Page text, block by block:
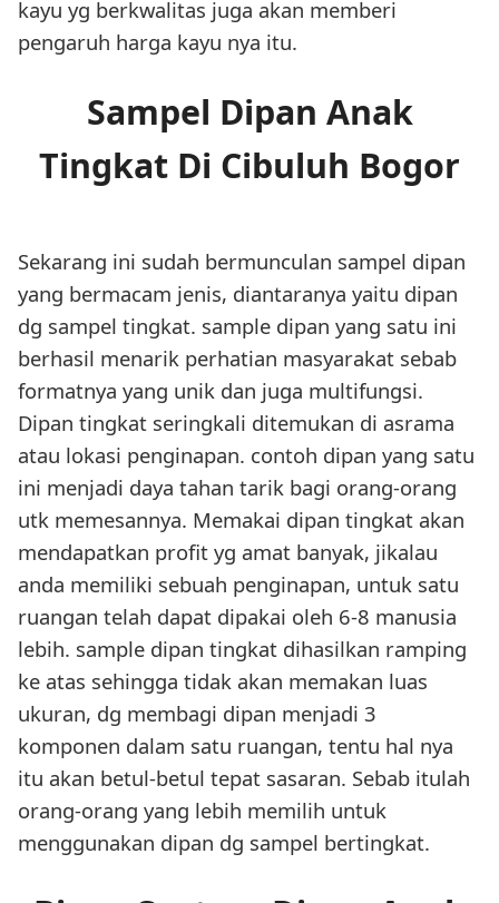
kayu yg berkwalitas juga akan memberi
pengaruh harga kayu nya itu.
Sampel Dipan Anak
Tingkat Di Cibuluh Bogor
Sekarang ini sudah bermunculan sampel dipan
yang bermacam jenis, diantaranya yaitu dipan
dg sampel tingkat. sample dipan yang satu ini
berhasil menarik perhatian masyarakat sebab
formatnya yang unik dan juga multifungsi.
Dipan tingkat seringkali ditemukan di asrama
atau lokasi penginapan. contoh dipan yang satu
ini menjadi daya tahan tarik bagi orang-orang
utk memesannya. Memakai dipan tingkat akan
mendapatkan profit yg amat banyak, jikalau
anda memiliki sebuah penginapan, untuk satu
ruangan telah dapat dipakai oleh 6-8 manusia
lebih. sample dipan tingkat dihasilkan ramping
ke atas sehingga tidak akan memakan luas
ukuran, dg membagi dipan menjadi 3
komponen dalam satu ruangan, tentu hal nya
itu akan betul-betul tepat sasaran. Sebab itulah
orang-orang yang lebih memilih untuk
menggunakan dipan dg sampel bertingkat.